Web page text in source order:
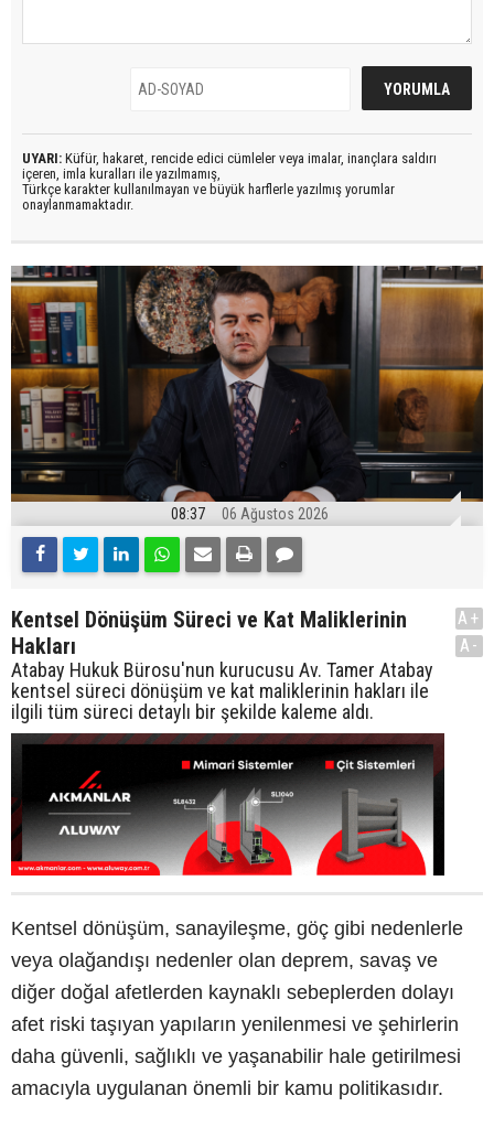
UYARI: Küfür, hakaret, rencide edici cümleler veya imalar, inançlara saldırı
içeren, imla kuralları ile yazılmamış,
Türkçe karakter kullanılmayan ve büyük harflerle yazılmış yorumlar
onaylanmamaktadır.
08:37 06 Ağustos 2026
Kentsel Dönüşüm Süreci ve Kat Maliklerinin
Hakları
Atabay Hukuk Bürosu'nun kurucusu Av. Tamer Atabay
kentsel süreci dönüşüm ve kat maliklerinin hakları ile
ilgili tüm süreci detaylı bir şekilde kaleme aldı.
A+
A-
Kentsel dönüşüm, sanayileşme, göç gibi nedenlerle
veya olağandışı nedenler olan deprem, savaş ve
diğer doğal afetlerden kaynaklı sebeplerden dolayı
afet riski taşıyan yapıların yenilenmesi ve şehirlerin
daha güvenli, sağlıklı ve yaşanabilir hale getirilmesi
amacıyla uygulanan önemli bir kamu politikasıdır.